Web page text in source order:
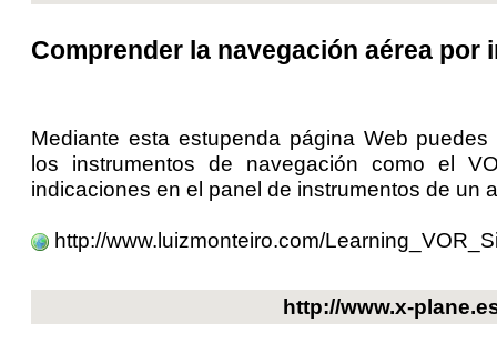
Comprender la navegación aérea por
Mediante esta estupenda página Web
los instrumentos de navegación como el
indicaciones en el panel de instrumentos de un
http://www.luizmonteiro.com/
http://www.x-